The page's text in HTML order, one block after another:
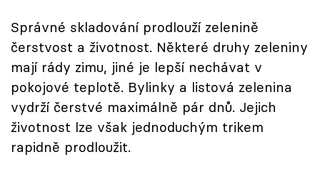
Sledujte prima+
Přihlášení
Sledujte nás
Správné skladování prodlouží zelenině
čerstvost a životnost. Některé druhy zeleniny
mají rády zimu, jiné je lepší nechávat v
pokojové teplotě. Bylinky a listová zelenina
vydrží čerstvé maximálně pár dnů. Jejich
životnost lze však jednoduchým trikem
rapidně prodloužit.